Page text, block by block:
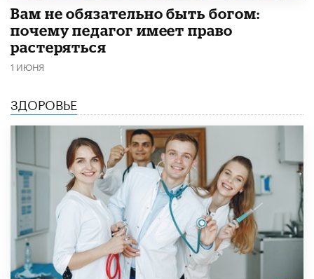
​Вам не обязательно быть богом:
почему педагог имеет право
растеряться
1 ИЮНЯ
ЗДОРОВЬЕ